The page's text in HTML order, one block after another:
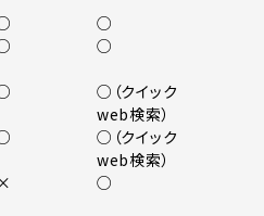
○
○
○（クイック
web検索）
○（クイック
web検索）
○